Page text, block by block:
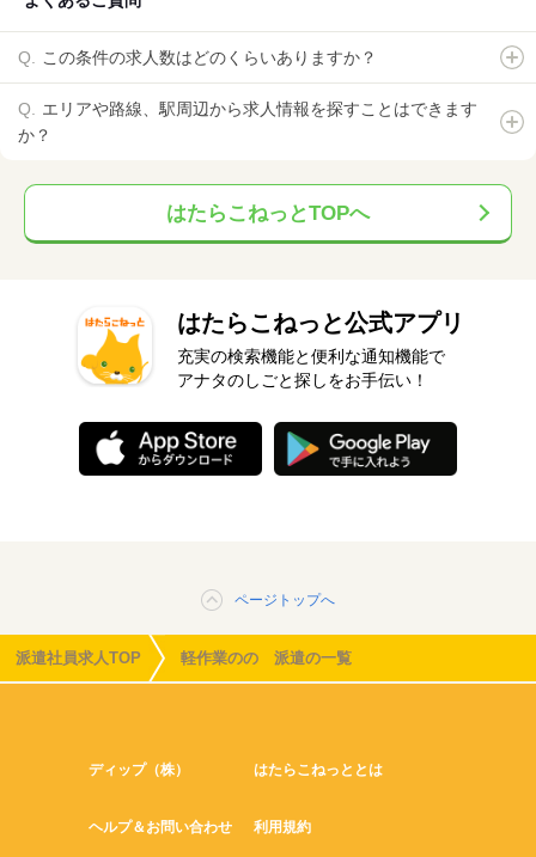
この条件の求人数はどのくらいありますか？
エリアや路線、駅周辺から求人情報を探すことはできます
か？
はたらこねっとTOPへ
はたらこねっと公式アプリ
充実の検索機能と便利な通知機能で
アナタのしごと探しをお手伝い！
ページトップへ
派遣社員求人TOP 軽作業のの 派遣の一覧
ディップ（株） はたらこねっととは
ヘルプ＆お問い合わせ 利用規約